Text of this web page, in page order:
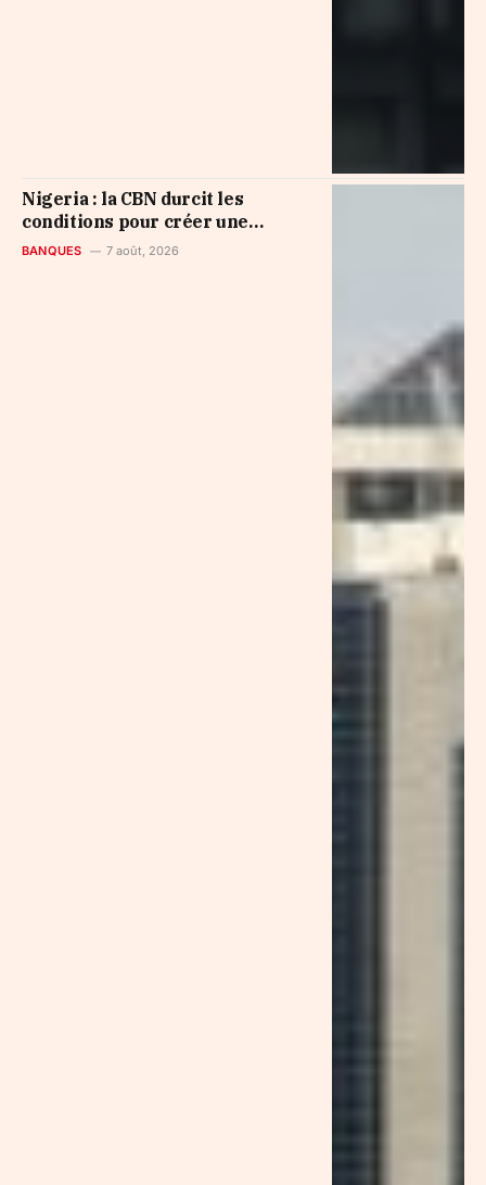
Nigeria : la CBN durcit les
conditions pour créer une
banque de microfinance
BANQUES 7 août, 2026